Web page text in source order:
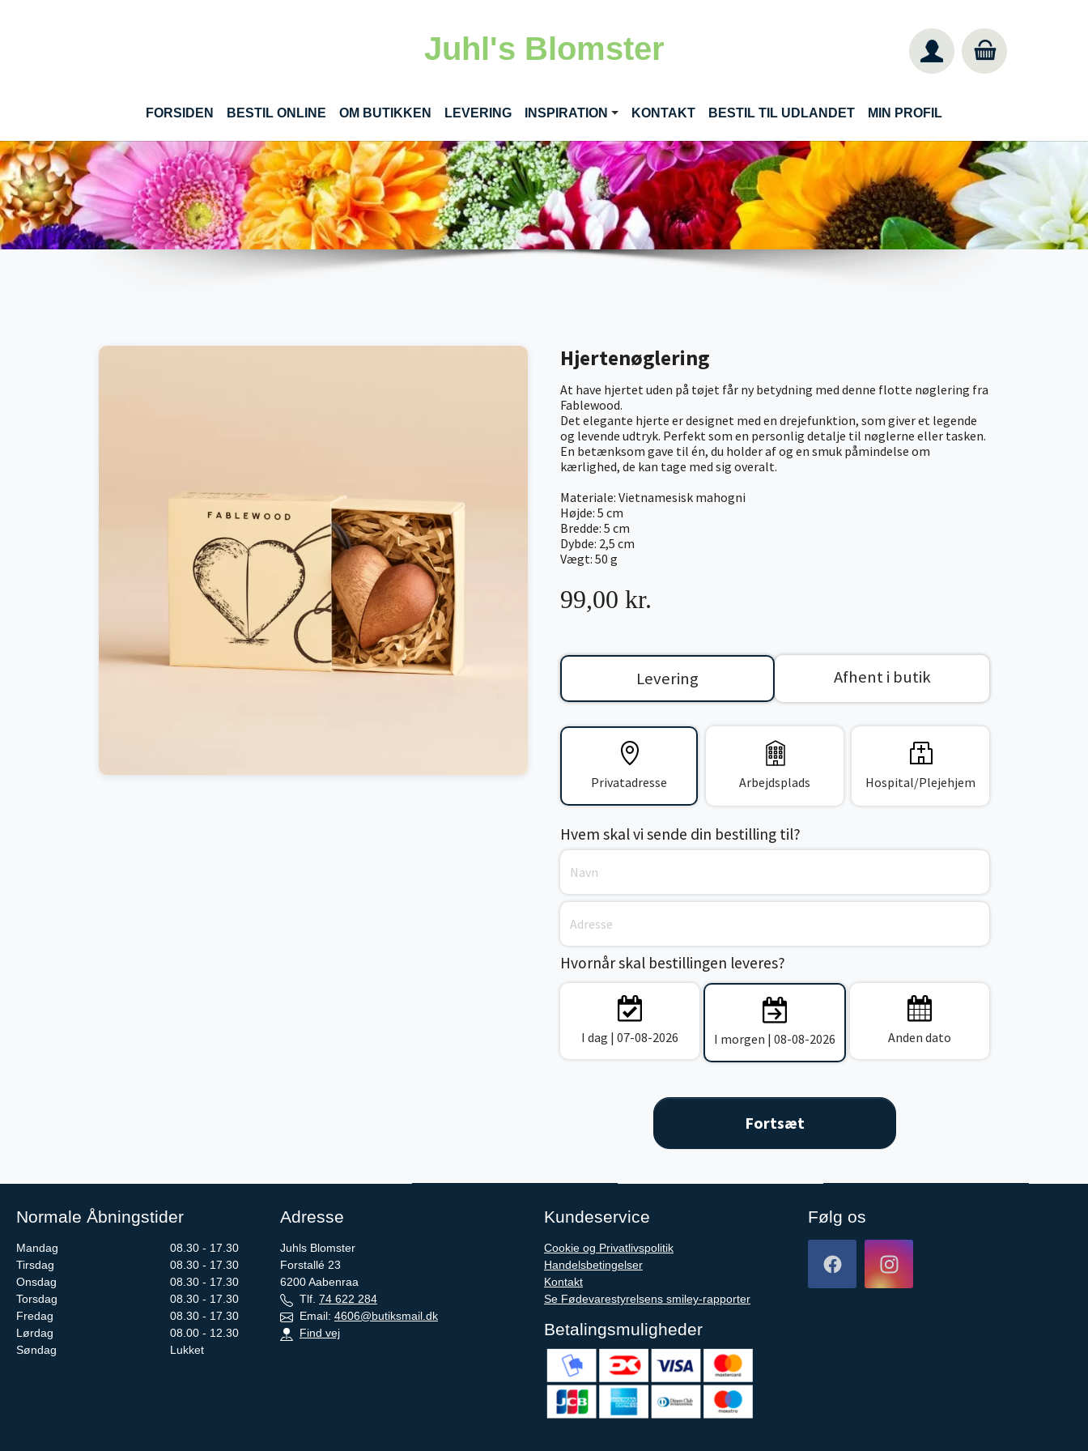
Juhl's Blomster
FORSIDEN BESTIL ONLINE(CURRENT)
OM BUTIKKEN LEVERING INSPIRATION KONTAKT BESTIL TIL UDLANDET MIN PROFIL
Hjertenøglering
At have hjertet uden på tøjet får ny betydning med denne flotte nøglering fra
Fablewood.
Det elegante hjerte er designet med en drejefunktion, som giver et legende
og levende udtryk. Perfekt som en personlig detalje til nøglerne eller tasken.
En betænksom gave til én, du holder af og en smuk påmindelse om
kærlighed, de kan tage med sig overalt.
Materiale: Vietnamesisk mahogni
Højde: 5 cm
Bredde: 5 cm
Dybde: 2,5 cm
Vægt: 50 g
99,00 kr.
Levering Afhent i butik
Privatadresse Arbejdsplads Hospital/Plejehjem
Hvem skal vi sende din bestilling til?
Hvornår skal bestillingen leveres?
I dag | 07-08-2026 I morgen | 08-08-2026 Anden dato
Normale Åbningstider
Mandag
08.30 - 17.30
Tirsdag
08.30 - 17.30
Onsdag
08.30 - 17.30
Torsdag
08.30 - 17.30
Fredag
08.30 - 17.30
Lørdag
08.00 - 12.30
Søndag
Lukket
Adresse
Juhls Blomster
Forstallé 23
6200Aabenraa
Tlf. 74 622 284
Email: 4606@butiksmail.dk
Find vej
Kundeservice
Cookie og Privatlivspolitik
Handelsbetingelser
Kontakt
Se Fødevarestyrelsens smiley-rapporter
Betalingsmuligheder
Følg os